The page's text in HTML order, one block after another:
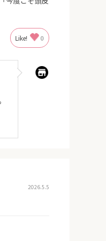
Like! 0
2026.5.5